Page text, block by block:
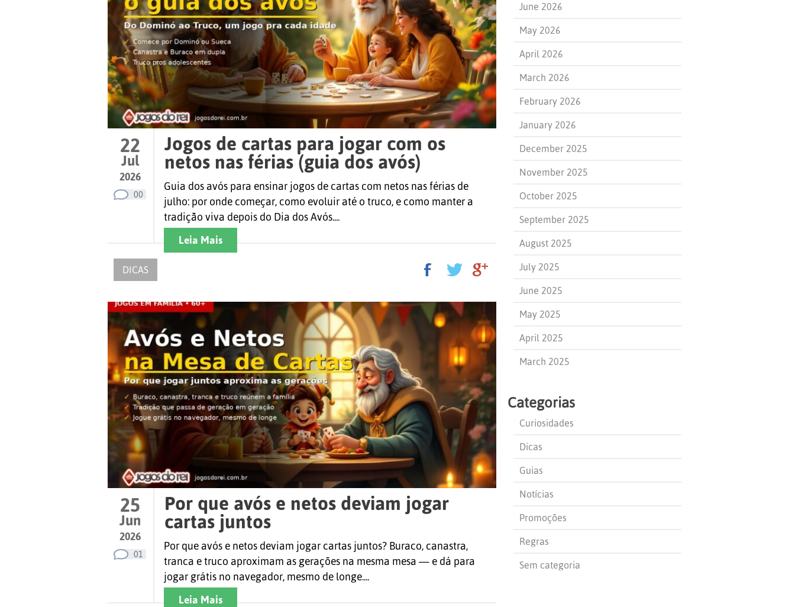
22
Jul
2026
00
Jogos de cartas para jogar com os
netos nas férias (guia dos avós)
Guia dos avós para ensinar jogos de cartas com netos nas férias de
julho: por onde começar, como evoluir até o truco, e como manter a
tradição viva depois do Dia dos Avós....
Leia Mais
DICAS
25
Jun
2026
01
Por que avós e netos deviam jogar
cartas juntos
Por que avós e netos deviam jogar cartas juntos? Buraco, canastra,
tranca e truco aproximam as gerações na mesma mesa — e dá para
jogar grátis no navegador, mesmo de longe....
Leia Mais
June 2026
May 2026
April 2026
March 2026
February 2026
January 2026
December 2025
November 2025
October 2025
September 2025
August 2025
July 2025
June 2025
May 2025
April 2025
March 2025
Categorias
Curiosidades
Dicas
Guias
Notícias
Promoções
Regras
Sem categoria